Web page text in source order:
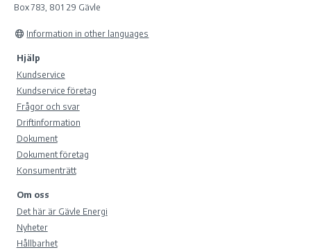
Box 783, 801 29 Gävle
Information in other languages
Hjälp
Kundservice
Kundservice företag
Frågor och svar
Driftinformation
Dokument
Dokument företag
Konsumenträtt
Om oss
Det här är Gävle Energi
Nyheter
Hållbarhet